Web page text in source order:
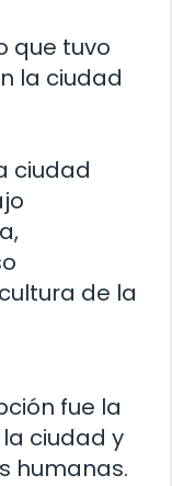
que tuvo
la ciudad
ciudad
de la
fue la
ciudad y
humanas.